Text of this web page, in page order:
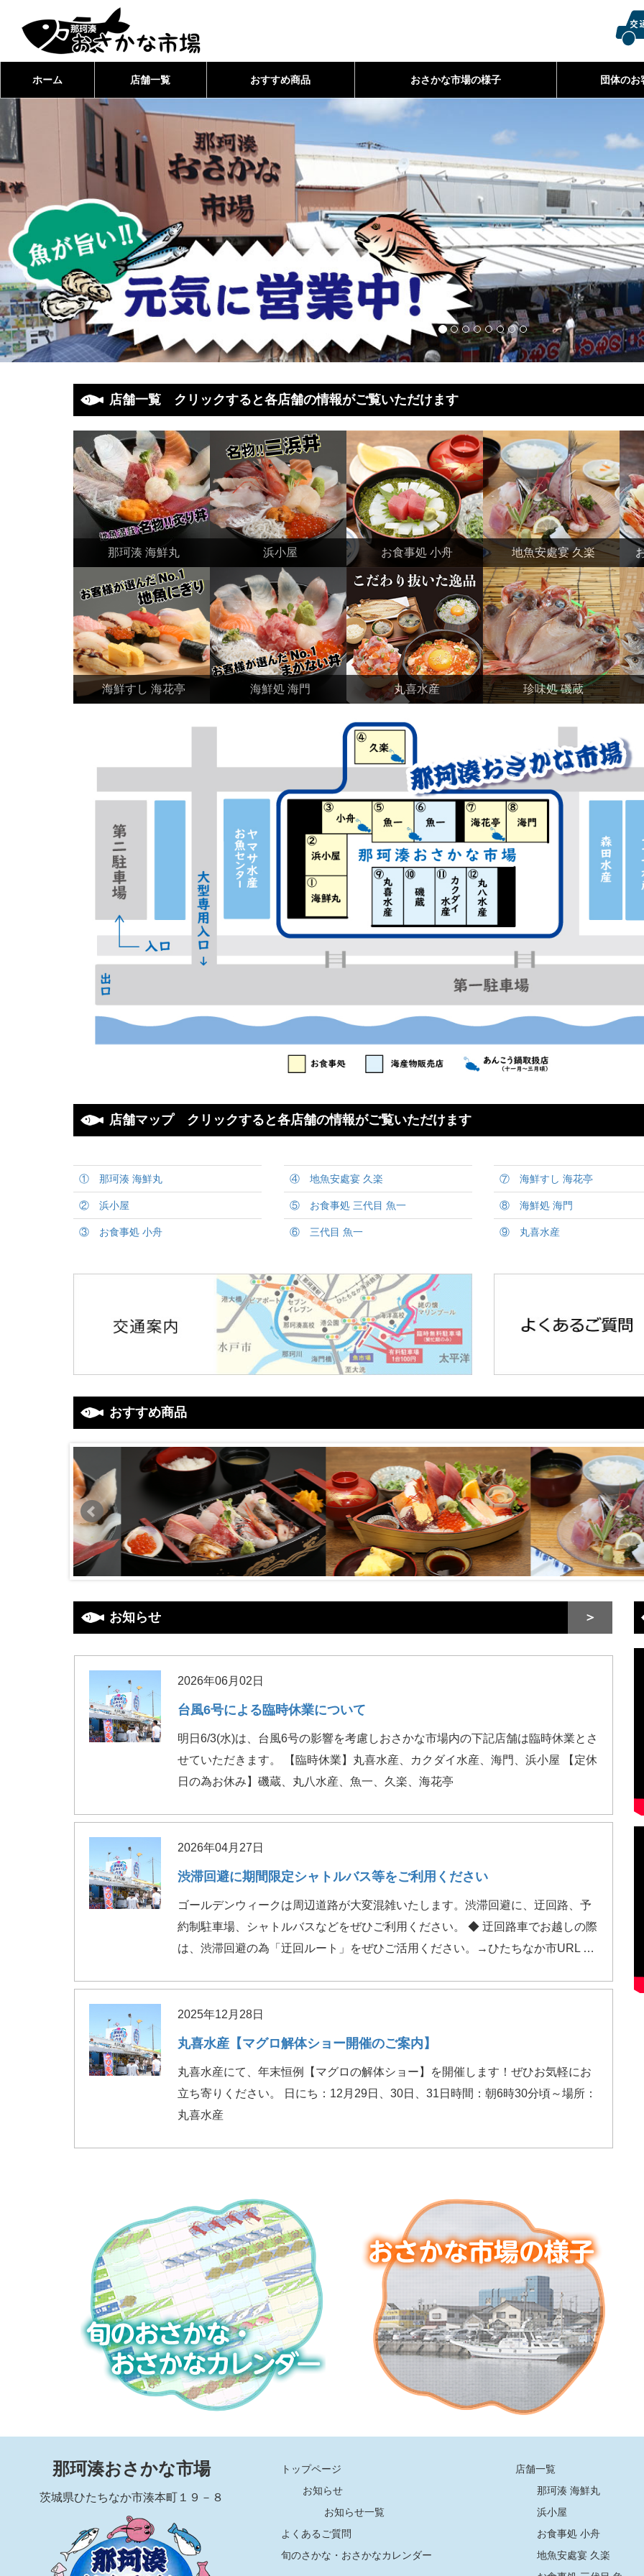
ホーム 店舗一覧 おすすめ商品 おさかな市場の様子 団体のお
店舗一覧 クリックすると各店舗の情報がご覧いただけます
那珂湊 海鮮丸 浜小屋 お食事処 小舟 地魚安處宴 久楽
海鮮すし 海花亭 海鮮処 海門 丸喜水産 珍味処 磯蔵
店舗マップ クリックすると各店舗の情報がご覧いただけます
① 那珂湊 海鮮丸
② 浜小屋
③ お食事処 小舟
④ 地魚安處宴 久楽
⑤ お食事処 三代目 魚一
⑥ 三代目 魚一
⑦ 海鮮すし 海花亭
⑧ 海鮮処 海門
⑨ 丸喜水産
おすすめ商品
お知らせ ＞
2026年06月02日
台風6号による臨時休業について
明日6/3(水)は、台風6号の影響を考慮しおさかな市場内の下記店舗は臨時休業とさ
せていただきます。 【臨時休業】丸喜水産、カクダイ水産、海門、浜小屋 【定休
日の為お休み】磯蔵、丸八水産、魚一、久楽、海花亭
2026年04月27日
渋滞回避に期間限定シャトルバス等をご利用ください
ゴールデンウィークは周辺道路が大変混雑いたします。渋滞回避に、迂回路、予
約制駐車場、シャトルバスなどをぜひご利用ください。 ◆ 迂回路車でお越しの際
は、渋滞回避の為「迂回ルート」をぜひご活用ください。→ひたちなか市URL …
2025年12月28日
丸喜水産【マグロ解体ショー開催のご案内】
丸喜水産にて、年末恒例【マグロの解体ショー】を開催します！ぜひお気軽にお
立ち寄りください。 日にち：12月29日、30日、31日時間：朝6時30分頃～場所：
丸喜水産
那珂湊おさかな市場
茨城県ひたちなか市湊本町１９－８
トップページ
お知らせ
お知らせ一覧
よくあるご質問
旬のさかな・おさかなカレンダー
店舗一覧
那珂湊 海鮮丸
浜小屋
お食事処 小舟
地魚安處宴 久楽